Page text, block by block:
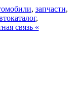
, запчасти,
,
связь «